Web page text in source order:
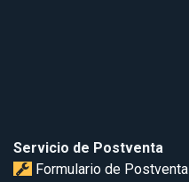
Servicio de Postventa
Formulario de Postventa